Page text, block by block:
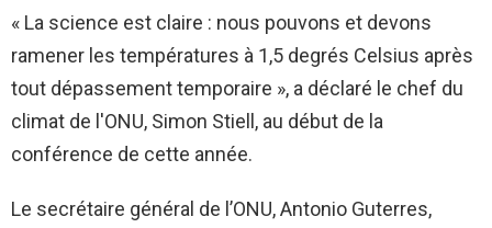
« La science est claire : nous pouvons et devons
ramener les températures à 1,5 degrés Celsius après
tout dépassement temporaire », a déclaré le chef du
climat de l'ONU, Simon Stiell, au début de la
conférence de cette année.
Le secrétaire général de l’ONU, Antonio Guterres,